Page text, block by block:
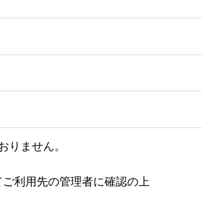
りません。
利用先の管理者に確認の上